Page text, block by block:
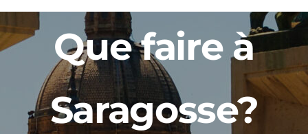
Consignes à bagages
Que faire à Saragosse?
Que faire à
Saragosse?